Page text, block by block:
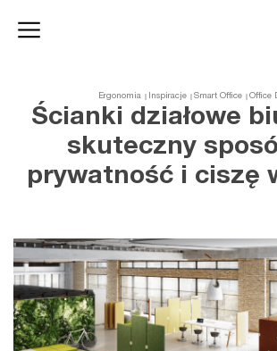
Ergonomia Inspiracje Smart Office Office
Ścianki działowe
skuteczny
prywatność i ciszę